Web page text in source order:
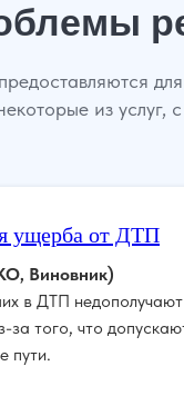
из услуг,
ущерба от ДТП
Виновник)
в ДТП недополучают
за того, что
пути.